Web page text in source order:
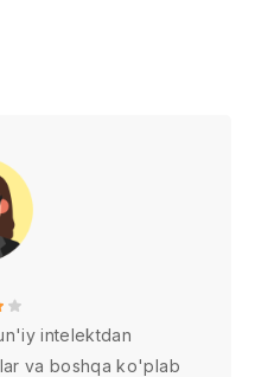
intelektdan
va boshqa ko'plab